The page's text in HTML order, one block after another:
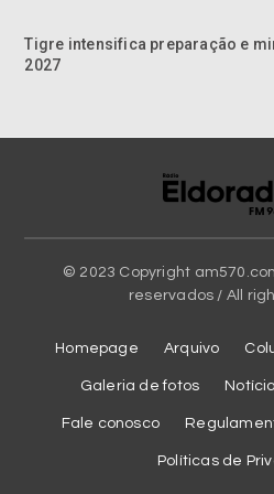
Tigre intensifica preparação e
2027
© 2023 Copyright
reservados / All
Homepage Arquivo
Galeria de fotos
Fale conosco
Políticas de